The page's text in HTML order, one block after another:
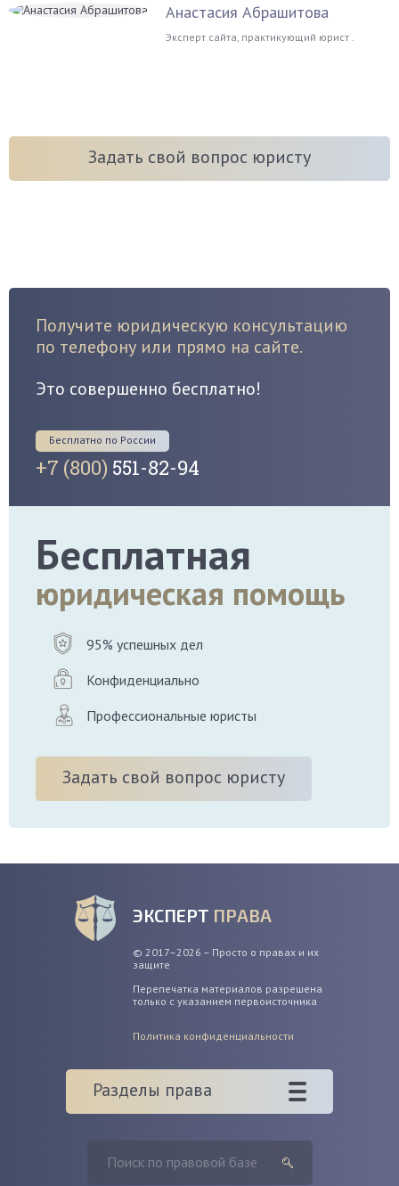
Анастасия Абрашитова
Эксперт сайта, практикующий юрист .
Задать свой вопрос юристу
Получите юридическую консультацию
по телефону или прямо на сайте.
Это совершенно бесплатно!
Бесплатно по России
+7 (800) 551-82-94
Бесплатная
юридическая помощь
95% успешных дел
Конфиденциально
Профессиональные юристы
Задать свой вопрос юристу
ЭКСПЕРТ ПРАВА
© 2017–2026 – Просто о правах и их
защите
Перепечатка материалов разрешена
только с указанием первоисточника
Политика конфиденциальности
Разделы права